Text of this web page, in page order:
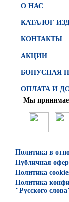
О НАС
КАТАЛОГ
КОНТАКТЫ
АКЦИИ
БОНУСНАЯ
ОПЛАТА И
Мы
Политика в
Публичная
Политика
Политика
"Русского